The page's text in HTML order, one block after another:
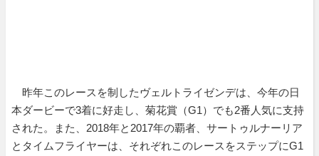
昨年このレースを制したヴェルトライゼンデは、今年の日
本ダービーで3着に好走し、菊花賞（G1）でも2番人気に支持
された。また、2018年と2017年の覇者、サートゥルナーリア
とタイムフライヤーは、それぞれこのレースをステップにG1